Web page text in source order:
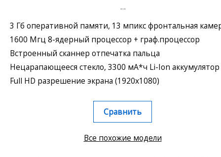
--
3 Гб оперативной памяти, 13 мпикс фронтальная
1600 Мгц 8-ядерный процессор + граф.процессор
Встроенный сканнер отпечатка пальца
Нецарапающееся стекло, 3300 мА*ч Li-Ion аккумулятор
Full HD разрешение экрана (1920x1080)
Сравнить
Все похожие модели